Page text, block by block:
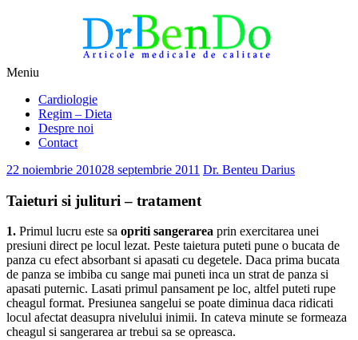
DrBendo.ro
Alimentatia sa iti fie medicatia
Meniu
conținut
Cardiologie
Regim – Dieta
Despre noi
Contact
22 noiembrie 201028 septembrie 2011 Dr. Benteu Darius
Taieturi si julituri – tratament
1. Primul lucru este sa opriti sangerarea prin exercitarea unei
presiuni direct pe locul lezat. Peste taietura puteti pune o bucata de
panza cu efect absorbant si apasati cu degetele. Daca prima bucata
de panza se imbiba cu sange mai puneti inca un strat de panza si
apasati puternic. Lasati primul pansament pe loc, altfel puteti rupe
cheagul format. Presiunea sangelui se poate diminua daca ridicati
locul afectat deasupra nivelului inimii. In cateva minute se formeaza
cheagul si sangerarea ar trebui sa se opreasca.